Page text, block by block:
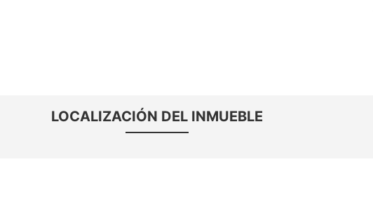
LOCALIZACIÓN DEL INMUEBLE